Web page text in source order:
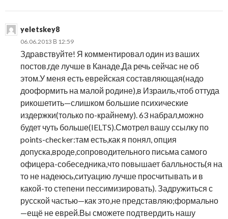
yeletskey8
06.06.2013 В 12:59
Здравствуйте! Я комментировал один из ваших
постов,где лучше в Канаде.Да речь сейчас не об
этом.У меня есть еврейская составляющая(надо
дооформить на малой родине),в Израиль,чтоб оттуда
рикошетить—слишком большие психические
издержки(только по-крайнему). 63 набрал,можно
будет чуть больше(IELTS).Смотрел вашу ссылку по
points-checker:там есть,как я понял, опция
допуска,вроде,сопроводительного письма самого
офицера-собеседника,что повышает балльность(я на
то не надеюсь,ситуацию лучше просчитывать и в
какой-то степени пессимизировать). Задружиться с
русской частью—как это,не представляю;формально
—ещё не еврей.Вы сможете подтвердить нашу